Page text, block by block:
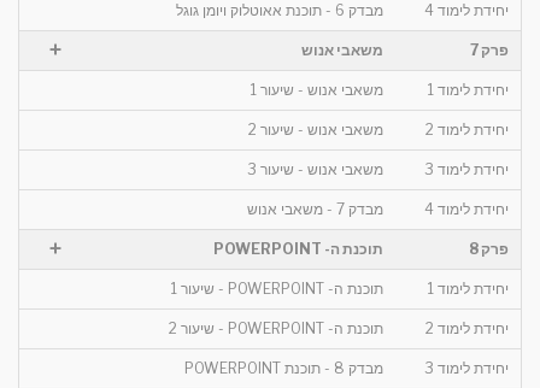
יחידת לימוד 4 מבדק 6 - תוכנת אאוטלוק ויומן גוגל
פרק 7 משאבי אנוש +
יחידת לימוד 1 משאבי אנוש - שיעור 1
יחידת לימוד 2 משאבי אנוש - שיעור 2
יחידת לימוד 3 משאבי אנוש - שיעור 3
יחידת לימוד 4 מבדק 7 - משאבי אנוש
פרק 8 תוכנת ה- POWERPOINT +
יחידת לימוד 1 תוכנת ה- POWERPOINT - שיעור 1
יחידת לימוד 2 תוכנת ה- POWERPOINT - שיעור 2
יחידת לימוד 3 מבדק 8 - תוכנת POWERPOINT